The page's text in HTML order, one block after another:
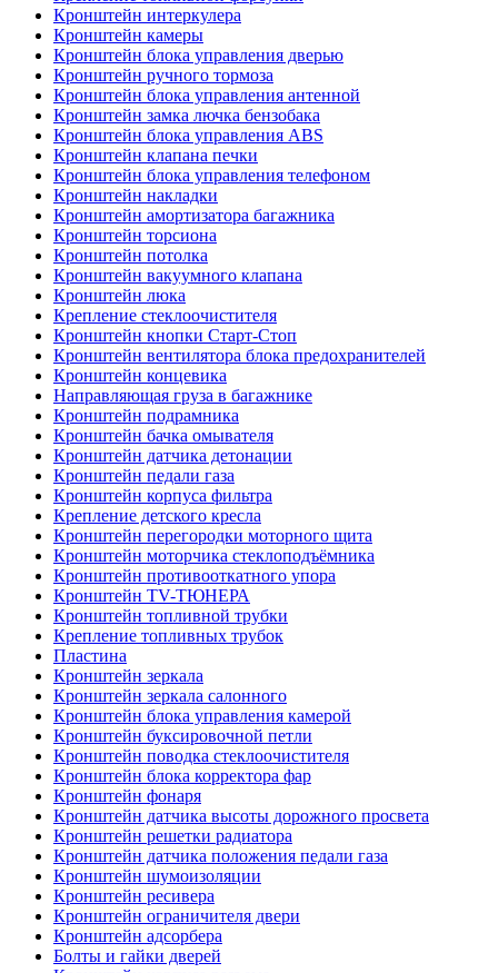
Кронштейн интеркулера
Кронштейн камеры
Кронштейн блока управления дверью
Кронштейн ручного тормоза
Кронштейн блока управления антенной
Кронштейн замка лючка бензобака
Кронштейн блока управления ABS
Кронштейн клапана печки
Кронштейн блока управления телефоном
Кронштейн накладки
Кронштейн амортизатора багажника
Кронштейн торсиона
Кронштейн потолка
Кронштейн вакуумного клапана
Кронштейн люка
Крепление стеклоочистителя
Кронштейн кнопки Старт-Стоп
Кронштейн вентилятора блока предохранителей
Кронштейн концевика
Направляющая груза в багажнике
Кронштейн подрамника
Кронштейн бачка омывателя
Кронштейн датчика детонации
Кронштейн педали газа
Кронштейн корпуса фильтра
Крепление детского кресла
Кронштейн перегородки моторного щита
Кронштейн моторчика стеклоподъёмника
Кронштейн противооткатного упора
Кронштейн TV-ТЮНЕРА
Кронштейн топливной трубки
Крепление топливных трубок
Пластина
Кронштейн зеркала
Кронштейн зеркала салонного
Кронштейн блока управления камерой
Кронштейн буксировочной петли
Кронштейн поводка стеклоочистителя
Кронштейн блока корректора фар
Кронштейн фонаря
Кронштейн датчика высоты дорожного просвета
Кронштейн решетки радиатора
Кронштейн датчика положения педали газа
Кронштейн шумоизоляции
Кронштейн ресивера
Кронштейн ограничителя двери
Кронштейн адсорбера
Болты и гайки дверей